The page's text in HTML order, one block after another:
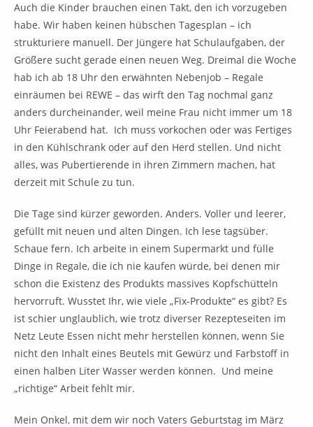
Auch die Kinder brauchen einen Takt, den ich vorzugeben
habe. Wir haben keinen hübschen Tagesplan – ich
strukturiere manuell. Der Jüngere hat Schulaufgaben, der
Größere sucht gerade einen neuen Weg. Dreimal die Woche
hab ich ab 18 Uhr den erwähnten Nebenjob – Regale
einräumen bei REWE – das wirft den Tag nochmal ganz
anders durcheinander, weil meine Frau nicht immer um 18
Uhr Feierabend hat. Ich muss vorkochen oder was Fertiges
in den Kühlschrank oder auf den Herd stellen. Und nicht
alles, was Pubertierende in ihren Zimmern machen, hat
derzeit mit Schule zu tun.
Die Tage sind kürzer geworden. Anders. Voller und leerer,
gefüllt mit neuen und alten Dingen. Ich lese tagsüber.
Schaue fern. Ich arbeite in einem Supermarkt und fülle
Dinge in Regale, die ich nie kaufen würde, bei denen mir
schon die Existenz des Produkts massives Kopfschütteln
hervorruft. Wusstet Ihr, wie viele „Fix-Produkte“ es gibt? Es
ist schier unglaublich, wie trotz diverser Rezepteseiten im
Netz Leute Essen nicht mehr herstellen können, wenn Sie
nicht den Inhalt eines Beutels mit Gewürz und Farbstoff in
einen halben Liter Wasser werden können. Und meine
„richtige“ Arbeit fehlt mir.
Mein Onkel, mit dem wir noch Vaters Geburtstag im März